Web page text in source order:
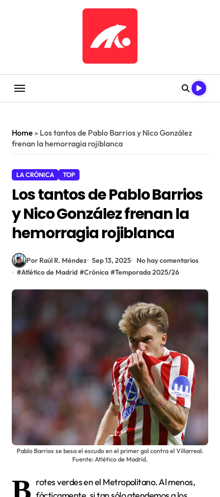
Home » Los tantos de Pablo Barrios y Nico González
frenan la hemorragia rojiblanca
LA CRÓNICA TOP
Los tantos de Pablo Barrios
y Nico González frenan la
hemorragia rojiblanca
Por Raúl R. Méndez Sep 13, 2025
No hay comentarios
#Atlético de Madrid #Crónica #Temporada 2025/26
Pablo Barrios se besa el escudo en el primer gol contra el Villarreal.
Fuente: Atlético de Madrid.
B rotes verdes en el Metropolitano. Al menos,